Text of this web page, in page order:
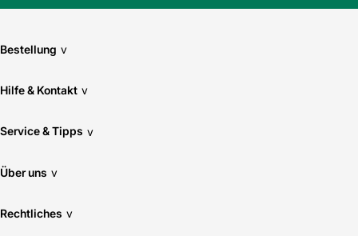
Bestellung v
Hilfe & Kontakt v
Service & Tipps v
Über uns v
Rechtliches v